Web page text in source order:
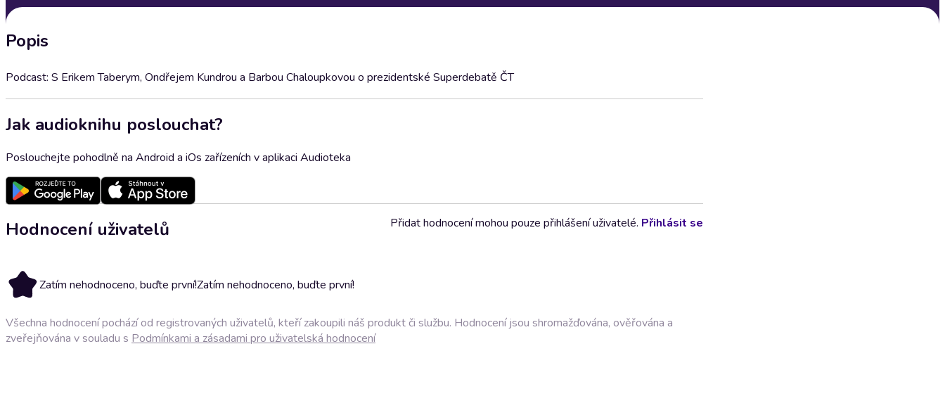
Popis
Podcast: S Erikem Taberym, Ondřejem Kundrou a Barbou Chaloupkovou o prezidentské Superdebatě ČT
Jak audioknihu poslouchat?
Poslouchejte pohodlně na Android a iOs zařízeních v aplikaci Audioteka
Hodnocení uživatelů
Zatím nehodnoceno, buďte první!Zatím nehodnoceno, buďte první!
Přidat hodnocení mohou pouze přihlášení uživatelé. Přihlásit se
Všechna hodnocení pochází od registrovaných uživatelů, kteří zakoupili náš produkt či službu. Hodnocení jsou shromažďována, ověřována a
zveřejňována v souladu s Podmínkami a zásadami pro uživatelská hodnocení